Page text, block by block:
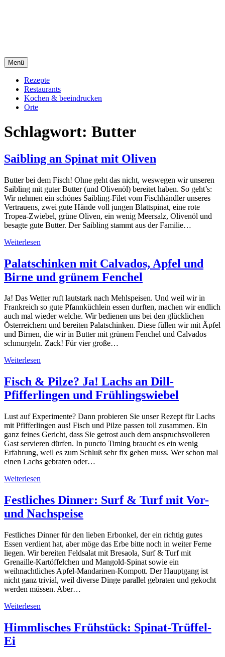
Menü
Rezepte
Restaurants
Kochen & beeindrucken
Orte
Schlagwort: Butter
Saibling an Spinat mit Oliven
Butter bei dem Fisch! Ohne geht das nicht, weswegen wir unseren
Saibling mit guter Butter (und Olivenöl) bereitet haben. So geht’s:
Wir nehmen ein schönes Saibling-Filet vom Fischhändler unseres
Vertrauens, zwei gute Hände voll jungen Blattspinat, eine rote
Tropea-Zwiebel, grüne Oliven, ein wenig Meersalz, Olivenöl und
besagte gute Butter. Der Saibling stammt aus der Familie…
Weiterlesen
Palatschinken mit Calvados, Apfel und
Birne und grünem Fenchel
Ja! Das Wetter ruft lautstark nach Mehlspeisen. Und weil wir in
Frankreich so gute Pfannküchlein essen durften, machen wir endlich
auch mal wieder welche. Wir bedienen uns bei den glücklichen
Österreichern und bereiten Palatschinken. Diese füllen wir mit Äpfel
und Birnen, die wir in Butter mit grünem Fenchel und Calvados
schmurgeln. Zack! Für vier große…
Weiterlesen
Fisch & Pilze? Ja! Lachs an Dill-
Pfifferlingen und Frühlingswiebel
Lust auf Experimente? Dann probieren Sie unser Rezept für Lachs
mit Pfifferlingen aus! Fisch und Pilze passen toll zusammen. Ein
ganz feines Gericht, dass Sie getrost auch dem anspruchsvolleren
Gast servieren dürfen. In puncto Timing braucht es ein wenig
Erfahrung, weil es zum Schluß sehr fix gehen muss. Wer schon mal
einen Lachs gebraten oder…
Weiterlesen
Festliches Dinner: Surf & Turf mit Vor-
und Nachspeise
Festliches Dinner für den lieben Erbonkel, der ein richtig gutes
Essen verdient hat, aber möge das Erbe bitte noch in weiter Ferne
liegen. Wir bereiten Feldsalat mit Bresaola, Surf & Turf mit
Grenaille-Kartöffelchen und Mangold-Spinat sowie ein
weihnachtliches Apfel-Mandarinen-Kompott. Der Hauptgang ist
nicht ganz trivial, weil diverse Dinge parallel gebraten und gekocht
werden müssen. Aber…
Weiterlesen
Himmlisches Frühstück: Spinat-Trüffel-
Ei